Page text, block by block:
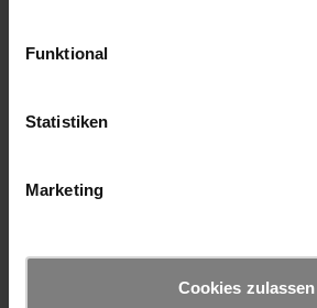
Funktional
Statistiken
Marketing
Cookies zulassen